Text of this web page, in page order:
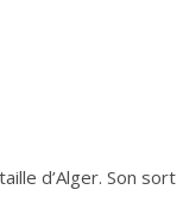
d’Alger. Son sort